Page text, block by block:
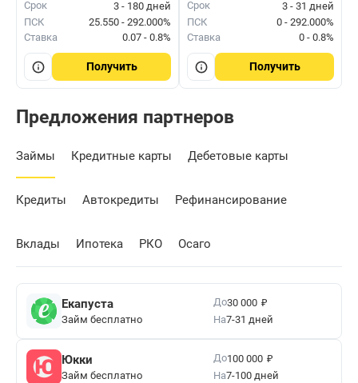
Срок
3 - 180 дней
ПСК
25.550 - 292.000%
Ставка
0.07 - 0.8%
Получить
Срок
3 - 31 дней
ПСК
0 - 292.000%
Ставка
0 - 0.8%
Получить
Предложения партнеров
Займы Кредитные карты Дебетовые карты
Кредиты Автокредиты Рефинансирование
Вклады Ипотека РКО Осаго
Екапуста
Займ бесплатно
До30 000 ₽
На7-31 дней
Юкки
Займ бесплатно
До100 000 ₽
На7-100 дней